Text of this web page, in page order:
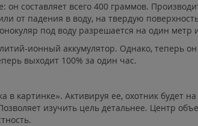
составляет всего 400 граммов.
от падения в воду, на твердую
под воду разрешается на один метр
ионный аккумулятор. Однако, теперь
выходит 100% за один час.
картинке». Активируя ее, охотник будет
изучить цель детальнее. Центр